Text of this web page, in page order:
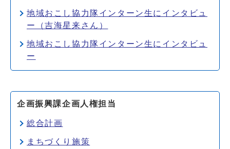
地域おこし協力隊インターン生にインタビュ
ー（吉海星来さん）
地域おこし協力隊インターン生にインタビュ
ー
企画振興課企画人権担当
総合計画
まちづくり施策